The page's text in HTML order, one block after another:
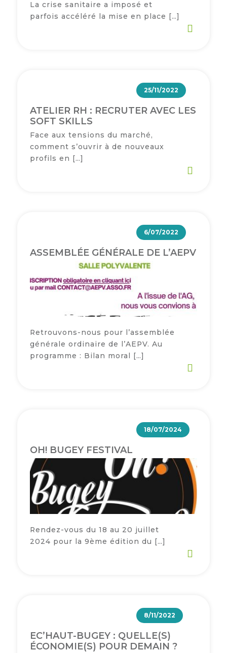
La crise sanitaire a imposé et
parfois accéléré la mise en place […]
25/11/2022
ATELIER RH : RECRUTER AVEC LES
SOFT SKILLS
Face aux tensions du marché,
comment s’ouvrir à de nouveaux
profils en […]
6/07/2022
ASSEMBLÉE GÉNÉRALE DE L’AEPV
Retrouvons-nous pour l’assemblée
générale ordinaire de l’AEPV. Au
programme : Bilan moral […]
18/07/2024
OH! BUGEY FESTIVAL
Rendez-vous du 18 au 20 juillet
2024 pour la 9ème édition du […]
8/11/2022
EC’HAUT-BUGEY : QUELLE(S)
ÉCONOMIE(S) POUR DEMAIN ?